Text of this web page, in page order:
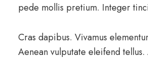
pede mollis pretium. Integer
Cras dapibus. Vivamus
Aenean vulputate eleifend